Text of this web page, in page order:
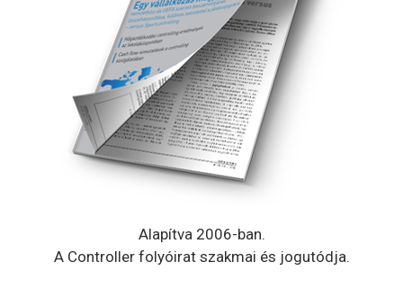
Alapítva 2006-ban.
A Controller folyóirat szakmai és jogutódja.